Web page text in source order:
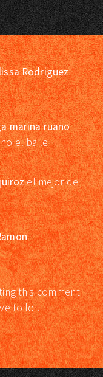
Rodriguez
marina ruano
el baile
el mejor de
this comment
to lol.